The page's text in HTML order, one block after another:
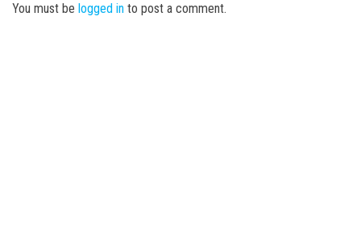
You must be logged in to post a comment.